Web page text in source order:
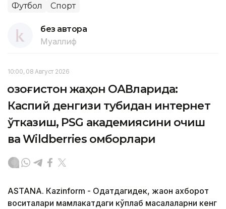
Футбол Спорт
без автора
Муаллиф
10:00, 08 Август 2026
Қозоғистон жаҳон ОАВларида:
Каспий денгизи тубидан интернет
ўтказиш, PSG академиясини очиш
ва Wildberries омборлари
ASTANА. Кazinform - Одатдагидек, жаҳон ахборот
воситалари мамлакатдаги кўплаб масалаларни кенг